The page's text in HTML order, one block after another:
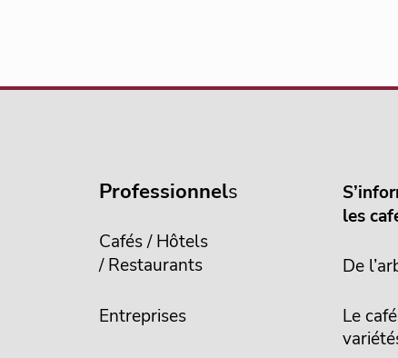
Professionnels
Cafés / Hôtels
/ Restaurants
Entreprises
les
De
Le